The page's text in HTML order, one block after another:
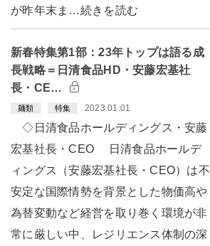
が昨年末ま…続きを読む
新春特集第1部：23年トップは語る成
長戦略＝日清食品HD・安藤宏基社
長・CE…
麺類 特集 2023.01.01
◇日清食品ホールディングス・安藤
宏基社長・CEO 日清食品ホールデ
ィングス（安藤宏基社長・CEO）は不
安定な国際情勢を背景とした物価高や
為替変動など経営を取り巻く環境が非
常に厳しい中、レジリエンス体制の深